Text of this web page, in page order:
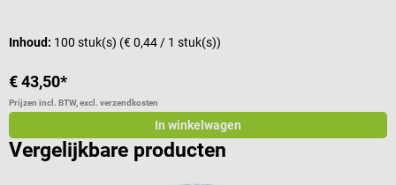
Inhoud: 100 stuk(s) (€ 0,44 / 1 stuk(s))
€ 43,50*
Prijzen incl. BTW, excl. verzendkosten
In winkelwagen
Vergelijkbare producten